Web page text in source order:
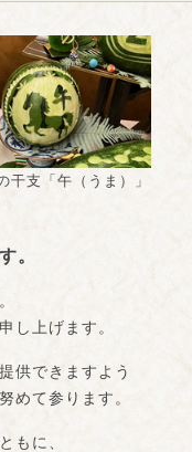
干支「午（うま）」
。
し上げます。
供できますよう
めて参ります。
もに、